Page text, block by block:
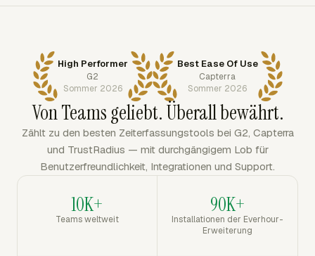
High Performer
G2
Sommer 2026
Best Ease Of Use
Capterra
Sommer 2026
Von Teams geliebt. Überall bewährt.
Zählt zu den besten Zeiterfassungstools bei G2, Capterra
und TrustRadius — mit durchgängigem Lob für
Benutzerfreundlichkeit, Integrationen und Support.
10K+
Teams weltweit
90K+
Installationen der Everhour-
Erweiterung